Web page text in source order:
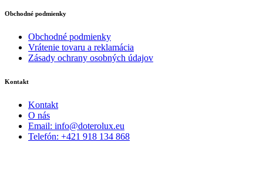
Obchodné podmienky
Obchodné podmienky
Vrátenie tovaru a reklamácia
Zásady ochrany osobných údajov
Kontakt
Kontakt
O nás
Email: info@doterolux.eu
Telefón: +421 918 134 868